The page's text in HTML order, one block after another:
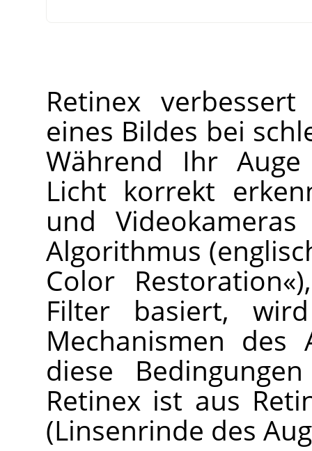
Retinex
eines Bildes bei
Während Ihr
Licht korrekt
und
Algorithmus
Color
Filter basiert,
Mechanismen
diese
Retinex ist aus
(Linsenrinde des